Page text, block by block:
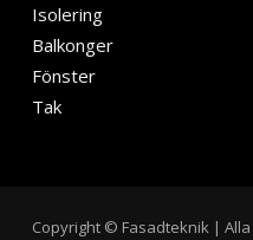
Isolering
Balkonger
Fönster
Tak
Copyright © Fasadteknik |